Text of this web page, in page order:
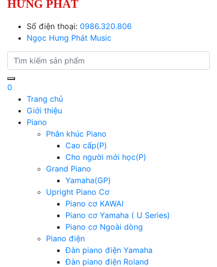
HƯNG PHÁT
Số điện thoại: 0986.320.806
Ngọc Hưng Phát Music
0
Trang chủ
Giới thiệu
Piano
Phân khúc Piano
Cao cấp(P)
Cho người mới học(P)
Grand Piano
Yamaha(GP)
Upright Piano Cơ
Piano cơ KAWAI
Piano cơ Yamaha ( U Series)
Piano cơ Ngoài dòng
Piano điện
Đàn piano điện Yamaha
Đàn piano điện Roland